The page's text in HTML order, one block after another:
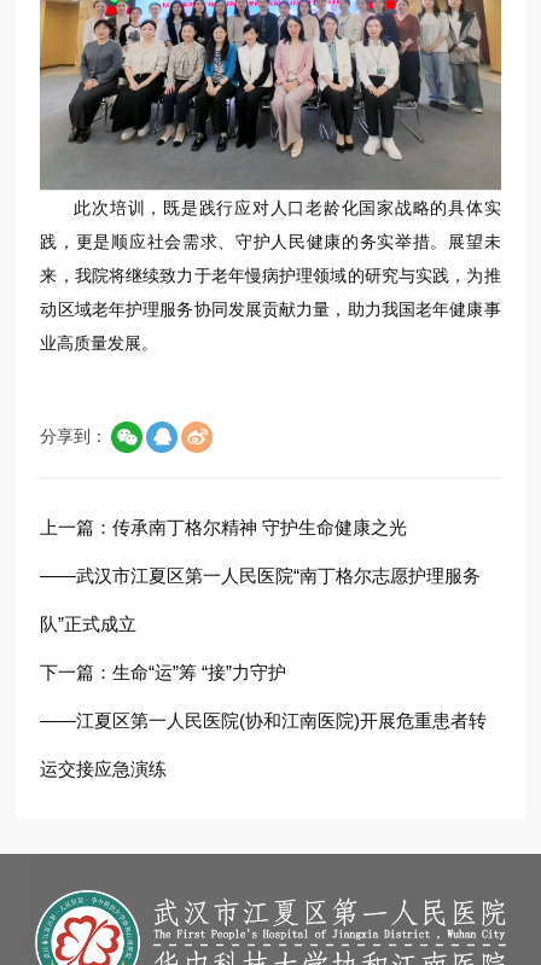
此次培训，既是践行应对人口老龄化国家战略的具体实
践，更是顺应社会需求、守护人民健康的务实举措。展望未
来，我院将继续致力于老年慢病护理领域的研究与实践，为推
动区域老年护理服务协同发展贡献力量，助力我国老年健康事
业高质量发展。
分享到：
上一篇：传承南丁格尔精神 守护生命健康之光
——武汉市江夏区第一人民医院“南丁格尔志愿护理服务
队”正式成立
下一篇：生命“运”筹 “接”力守护
——江夏区第一人民医院(协和江南医院)开展危重患者转
运交接应急演练